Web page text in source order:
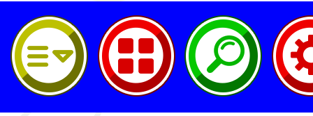
桃園市立大坡國民中學